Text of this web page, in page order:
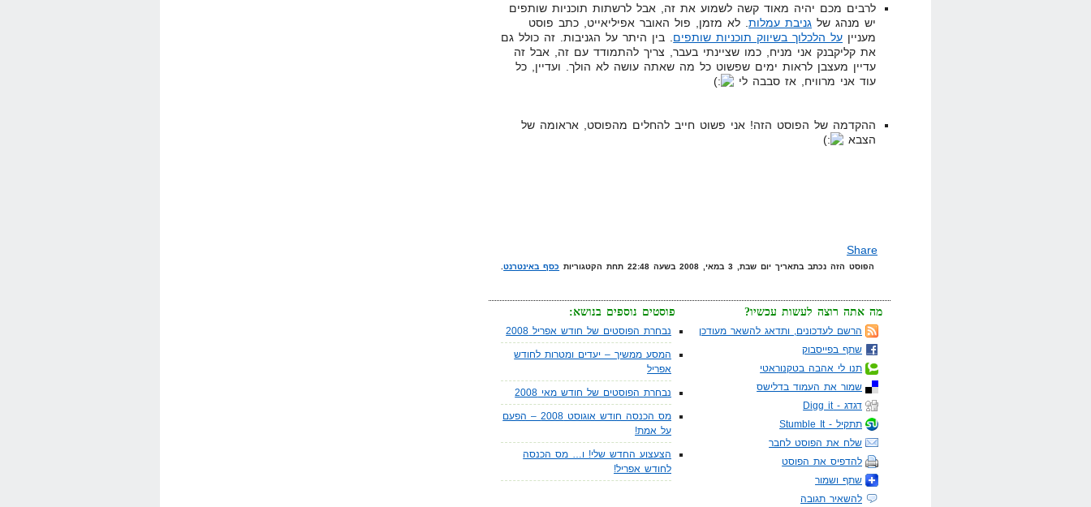
לרבים מכם יהיה מאוד קשה לשמוע את זה, אבל לרשתות תוכניות שותפים
יש מנהג של גניבת עמלות. לא מזמן, פול האובר אפיליאייט, כתב פוסט
מעניין על הלכלוך בשיווק תוכניות שותפים . בין היתר על הגניבות. זה כולל גם
את קליקבנק אני מניח, כמו שציינתי בעבר, צריך להתמודד עם זה, אבל זה
עדיין מעצבן לראות ימים שפשוט כל מה שאתה עושה לא הולך. ועדיין, כל
עוד אני מרוויח, אז סבבה לי
ההקדמה של הפוסט הזה! אני פשוט חייב להחלים מהפוסט, אראומה של
הצבא
Share
הפוסט הזה נכתב בתאריך יום שבת, 3 במאי, 2008 בשעה 22:48 תחת הקטגוריות כסף באינטרנט.
פוסטים נוספים בנושא:
נבחרת הפוסטים של חודש אפריל 2008
המסע ממשיך – יעדים ומטרות לחודש
אפריל
נבחרת הפוסטים של חודש מאי 2008
מס הכנסה חודש אוגוסט 2008 – הפעם
על אמת!
הצעצוע החדש שלי! ו… מס הכנסה
לחודש אפריל!
מה אתה רוצה לעשות עכשיו?
הרשם לעדכונים, ותדאג להשאר מעודכן
שתף בפייסבוק
תנו לי אהבה בטקנוראטי
שמור את העמוד בדלישס
דגדג - Digg it
תתקיל - Stumble It
שלח את הפוסט לחבר
להדפיס את הפוסט
שתף ושמור
להשאיר תגובה